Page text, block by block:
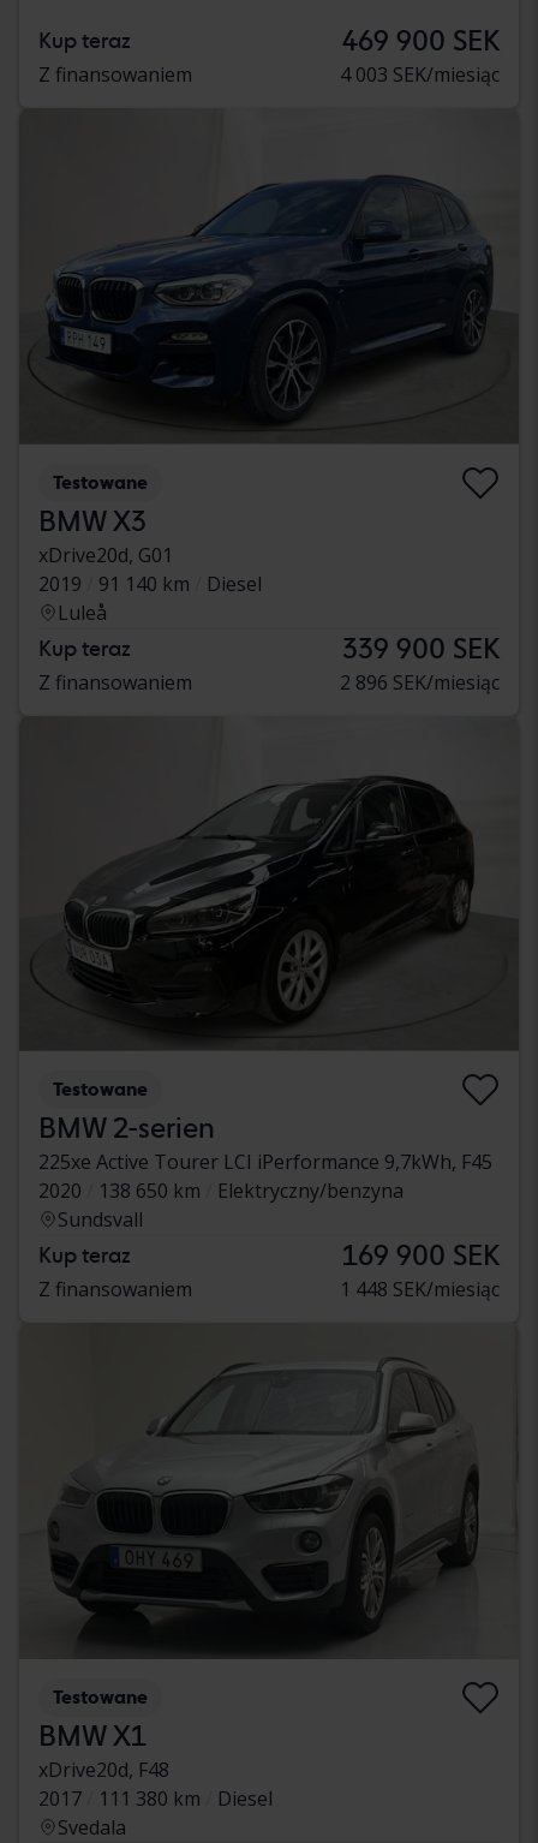
Kup teraz 469 900 SEK
Z finansowaniem 4 003 SEK/miesiąc
Testowane
BMW X3
xDrive20d, G01
2019
91 140 km
Diesel
Luleå
Kup teraz 339 900 SEK
Z finansowaniem 2 896 SEK/miesiąc
Testowane
BMW 2-serien
225xe Active Tourer LCI iPerformance 9,7kWh, F45
2020
138 650 km
Elektryczny/benzyna
Sundsvall
Kup teraz 169 900 SEK
Z finansowaniem 1 448 SEK/miesiąc
Testowane
BMW X1
xDrive20d, F48
2017
111 380 km
Diesel
Svedala